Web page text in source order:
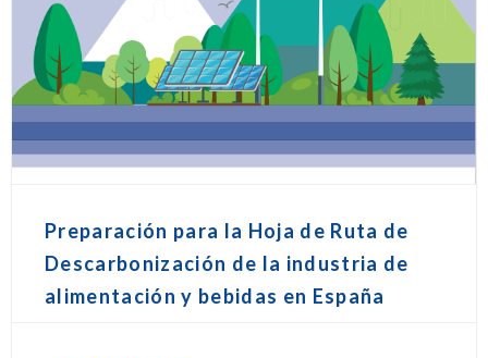
Preparación para la Hoja de Ruta de
Descarbonización de la industria de
alimentación y bebidas en España